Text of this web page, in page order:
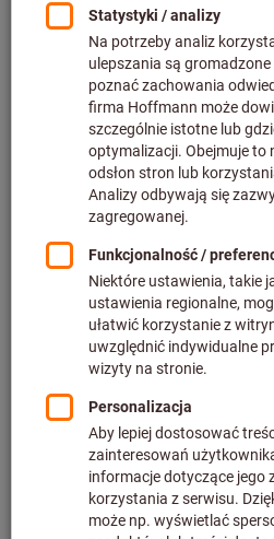
Kliknij, aby powiększyć obraz
Cena za 1 Sztuka
plus podatek VAT w obowiązującej
Indywidualne ceny dla klientów
zalogowaniu.
Dodaj do